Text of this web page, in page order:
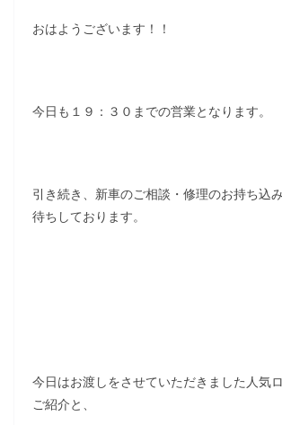
おはようございます！！
今日も１９：３０までの営業となります。
引き続き、新車のご相談・修理のお持ち込
待ちしております。
今日はお渡しをさせていただきました人気
ご紹介と、